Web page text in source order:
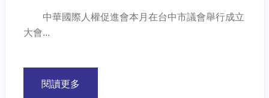
中華國際人權促進會本月在台中市議會舉行成立
大會...
閱讀更多